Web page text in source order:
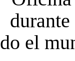
el